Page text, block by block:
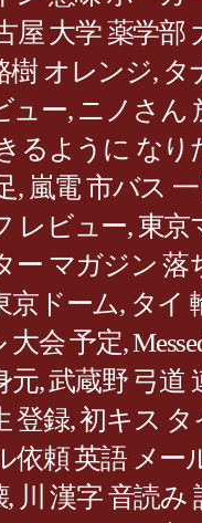
屋 大学 薬学部
樹 オレンジ, タ
ュー, ニノさん
るように なり
, 嵐電 市バス
レビュー, 東京
ー マガジン 落
京ドーム, タイ
大会 予定,
元,武蔵野 弓道
登録,初キス タ
依頼 英語 メー
, 川 漢字 音読み